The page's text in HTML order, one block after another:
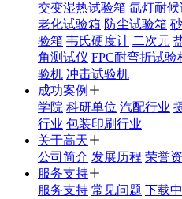
交变湿热试验箱 氙灯耐
老化试验箱 防尘试验箱
验箱 韦氏硬度计 二次元
角测试仪 FPC耐弯折试验
验机 冲击试验机
成功案例
学院 科研单位 汽配行业
行业 包装印刷行业
关于高天
公司简介 发展历程 荣誉
服务支持
服务支持 常见问题 下载